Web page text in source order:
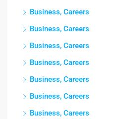
Business, Careers
Business, Careers
Business, Careers
Business, Careers
Business, Careers
Business, Careers
Business, Careers